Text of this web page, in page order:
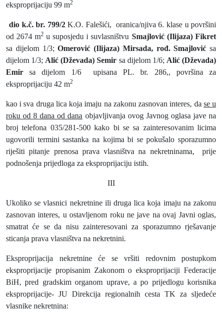
eksproprijaciju 99 m2
dio k.č. br. 799/2K.O. Falešići, oranica/njiva 6. klase u površini
od 2674 m2 u suposjedu i suvlasništvu Smajlović (Ilijaza) Fikret
sa dijelom 1/3;Omerović (Ilijaza) Mirsada, rođ. Smajlović sa
dijelom 1/3; Alić (Dževada) Semir sa dijelom 1/6; Alić (Dževada)
Emirsa dijelom 1/6
upisana PL. br. 286,, površina za
eksproprijaciju 42 m2
kao i sva druga lica koja imaju na zakonu zasnovan interes, da se u
roku od 8 dana od dana objavljivanja ovog Javnog oglasa jave na
broj telefona 035/281-500 kako bi se sa zainteresovanim licima
ugovorili termini sastanka na kojima bi se pokušalo sporazumno
riješiti pitanje prenosa prava vlasništva na nekretninama,
prije
podnošenja prijedloga za eksproprijaciju istih.
III
Ukoliko se vlasnici nekretnine ili druga lica koja imaju na zakonu
zasnovan interes, u ostavljenom roku ne jave na ovaj Javni oglas,
smatrat će se da nisu zainteresovani za sporazumno rješavanje
sticanja prava vlasništva na nekretnini.
Eksproprijacija nekretnine će se vršiti redovnim postupkom
eksproprijacije propisanim Zakonom o eksproprijaciji Federacije
BiH, pred gradskim organom uprave, a po prijedlogu korisnika
eksproprijacije- JU Direkcija regionalnih cesta TK za sljedeće
vlasnike nekretnina: